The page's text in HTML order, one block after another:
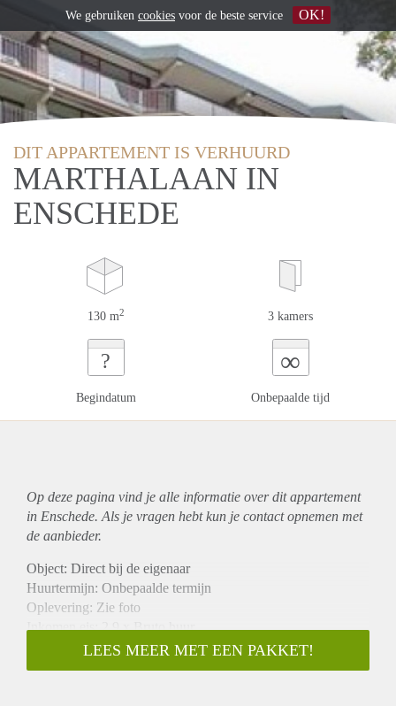
DIT APPARTEMENT IS VERHUURD
MARTHALAAN IN
ENSCHEDE
130 m2 3 kamers
?
Begindatum
∞
Onbepaalde tijd
Op deze pagina vind je alle informatie over ditappartement
in Enschede. Als je vragen hebt kun je contact opnemen met
de aanbieder.
Object: Direct bij de eigenaar
Huurtermijn: Onbepaalde termijn
Oplevering: Zie foto
Inkomen eis: 2,9 x Bruto huur
Garantiestelling mogelijk: Ja
Borg: 1 Maand
LEES MEER MET EEN PAKKET!
We gebruiken cookies voor de beste service OK!